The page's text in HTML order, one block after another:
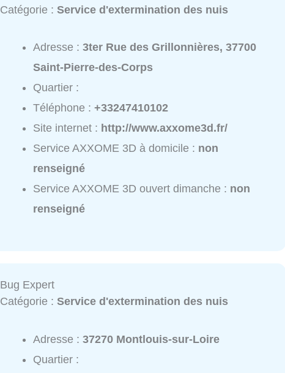
Catégorie :Service d'extermination des nuis
Adresse :3ter Rue des Grillonnières, 37700
Saint-Pierre-des-Corps
Quartier :
Téléphone :+33247410102
Site internet : http://www.axxome3d.fr/
Service AXXOME 3D à domicile : non
renseigné
Service AXXOME 3D ouvert dimanche : non
renseigné
Bug Expert
Catégorie :Service d'extermination des nuis
Adresse :37270 Montlouis-sur-Loire
Quartier :